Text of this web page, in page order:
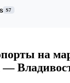
S7
на
—